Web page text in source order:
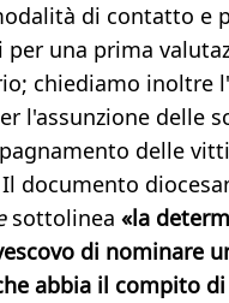
di contatto e
per una prima
chiediamo inoltre
l'assunzione delle
delle
documento
sottolinea «la
di nominare
abbia il compito